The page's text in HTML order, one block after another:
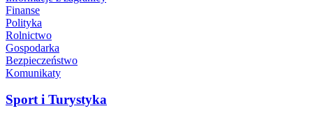
Finanse
Polityka
Rolnictwo
Gospodarka
Bezpieczeństwo
Komunikaty
Sport i Turystyka